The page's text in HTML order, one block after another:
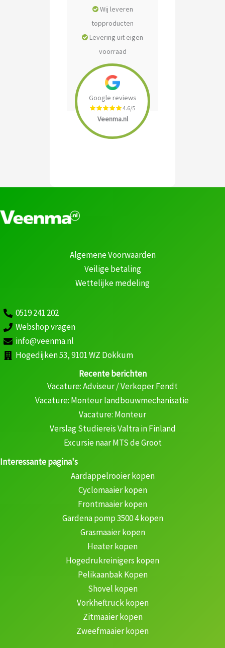
Wij leveren
topproducten
Levering uit eigen
voorraad
Google reviews
4.6/5
Veenma.nl
Algemene Voorwaarden
Veilige betaling
Wettelijke medeling
0519 241 202
Webshop vragen
info@veenma.nl
Hogedijken 53, 9101 WZ Dokkum
Recente berichten
Vacature: Adviseur / Verkoper Fendt
Vacature: Monteur landbouwmechanisatie
Vacature: Monteur
Verslag Studiereis Valtra in Finland
Excursie naar MTS de Groot
Interessante pagina's
Aardappelrooier kopen
Cyclomaaier kopen
Frontmaaier kopen
Gardena pomp 3500 4 kopen
Grasmaaier kopen
Heater kopen
Hogedrukreinigers kopen
Pelikaanbak Kopen
Shovel kopen
Vorkheftruck kopen
Zitmaaier kopen
Zweefmaaier kopen